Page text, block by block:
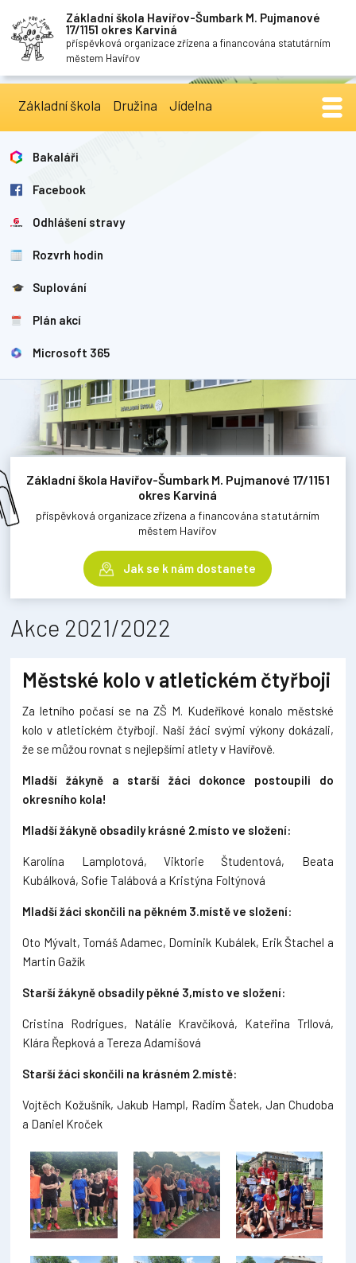
Základní škola Havířov-Šumbark M. Pujmanové
17/1151 okres Karviná
příspěvková organizace zřízena a financována statutárním
městem Havířov
Základní škola Družina Jídelna
Bakaláři
Facebook
Odhlášení stravy
Rozvrh hodin
Suplování
Plán akcí
Microsoft 365
Základní škola Havířov-Šumbark M. Pujmanové 17/1151
okres Karviná
příspěvková organizace zřízena a financována statutárním
městem Havířov
Jak se k nám dostanete
Akce 2021/2022
Městské kolo v atletickém čtyřboji
Za letního počasí se na ZŠ M. Kudeříkové konalo městské
kolo v atletickém čtyřboji. Naši žáci svými výkony dokázali,
že se můžou rovnat s nejlepšími atlety v Havířově.
Mladší žákyně a starší žáci dokonce postoupili do
okresního kola!
Mladší žákyně obsadily krásné 2.místo ve složení:
Karolína Lamplotová, Viktorie Študentová, Beata
Kubálková, Sofie Talábová a Kristýna Foltýnová
Mladší žáci skončili na pěkném 3.místě ve složení:
Oto Mývalt, Tomáš Adamec, Dominik Kubálek, Erik Štachel a
Martin Gažík
Starší žákyně obsadily pěkné 3,místo ve složení:
Cristina Rodrigues, Natálie Kravčíková, Kateřina Trllová,
Klára Řepková a Tereza Adamišová
Starší žáci skončili na krásném 2.místě:
Vojtěch Kožušník, Jakub Hampl, Radim Šatek, Jan Chudoba
a Daniel Kroček